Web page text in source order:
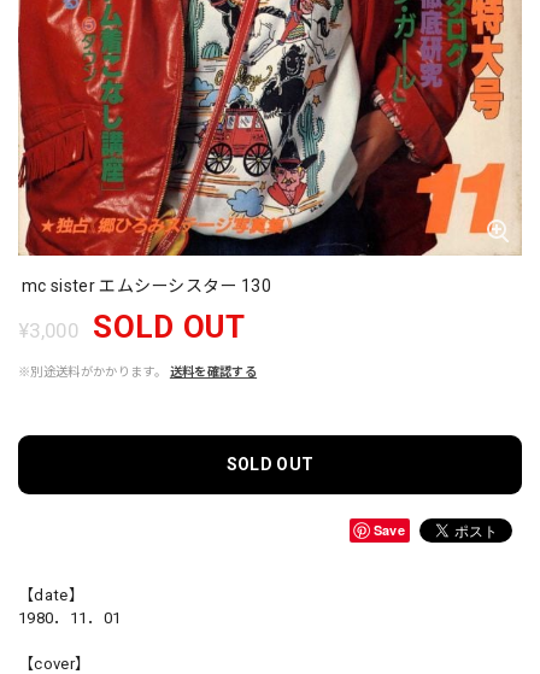
mc sister エムシーシスター 130
¥3,000 SOLD OUT
※別途送料がかかります。 送料を確認する
SOLD OUT
Save
【date】
1980．11．01
【cover】